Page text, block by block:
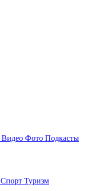
Видео Фото Подкасты
Спорт Туризм